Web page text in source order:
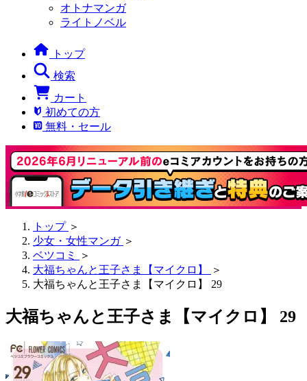
オトナマンガ
ライトノベル
トップ
検索
カート
初めての方
無料・セール
トップ ＞
少女・女性マンガ ＞
ベツコミ
＞
大福ちゃんと王子さま【マイクロ】
＞
大福ちゃんと王子さま【マイクロ】 29
大福ちゃんと王子さま【マイクロ】 29